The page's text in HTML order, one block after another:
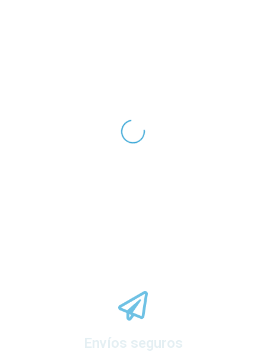
Envíos seguros